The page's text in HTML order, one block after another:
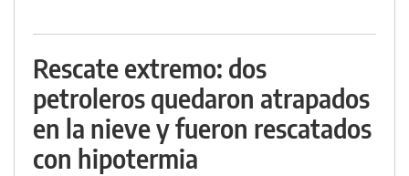
Rescate extremo: dos
petroleros quedaron atrapados
en la nieve y fueron rescatados
con hipotermia